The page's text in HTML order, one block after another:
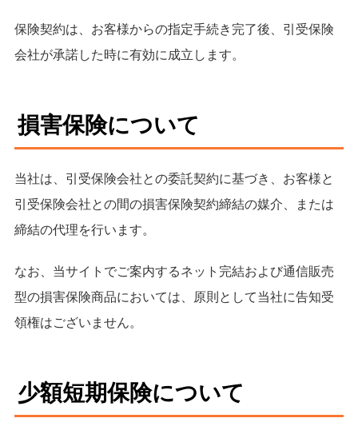
保険契約は、お客様からの指定手続き完了後、引受保険
会社が承諾した時に有効に成立します。
損害保険について
当社は、引受保険会社との委託契約に基づき、お客様と
引受保険会社との間の損害保険契約締結の媒介、または
締結の代理を行います。
なお、当サイトでご案内するネット完結および通信販売
型の損害保険商品においては、原則として当社に告知受
領権はございません。
少額短期保険について